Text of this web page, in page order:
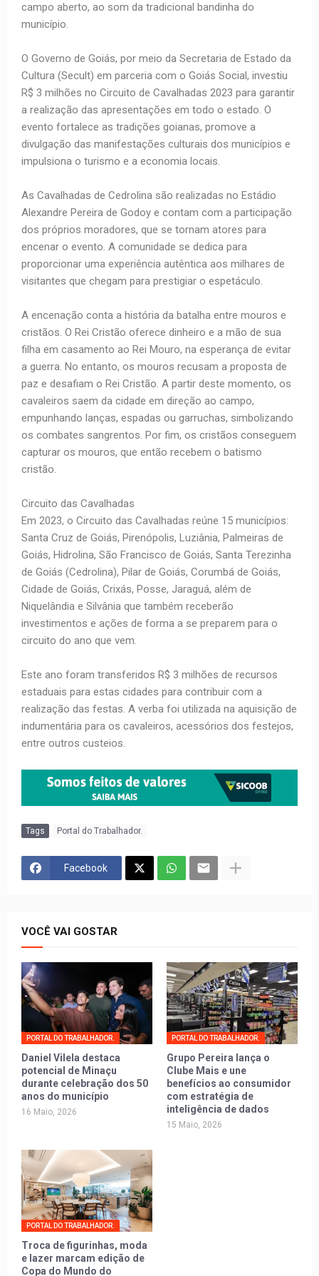
campo aberto, ao som da tradicional bandinha do
município.
O Governo de Goiás, por meio da Secretaria de Estado da
Cultura (Secult) em parceria com o Goiás Social, investiu
R$ 3 milhões no Circuito de Cavalhadas 2023 para garantir
a realização das apresentações em todo o estado. O
evento fortalece as tradições goianas, promove a
divulgação das manifestações culturais dos municípios e
impulsiona o turismo e a economia locais.
As Cavalhadas de Cedrolina são realizadas no Estádio
Alexandre Pereira de Godoy e contam com a participação
dos próprios moradores, que se tornam atores para
encenar o evento. A comunidade se dedica para
proporcionar uma experiência autêntica aos milhares de
visitantes que chegam para prestigiar o espetáculo.
A encenação conta a história da batalha entre mouros e
cristãos. O Rei Cristão oferece dinheiro e a mão de sua
filha em casamento ao Rei Mouro, na esperança de evitar
a guerra. No entanto, os mouros recusam a proposta de
paz e desafiam o Rei Cristão. A partir deste momento, os
cavaleiros saem da cidade em direção ao campo,
empunhando lanças, espadas ou garruchas, simbolizando
os combates sangrentos. Por fim, os cristãos conseguem
capturar os mouros, que então recebem o batismo
cristão.
Circuito das Cavalhadas
Em 2023, o Circuito das Cavalhadas reúne 15 municípios:
Santa Cruz de Goiás, Pirenópolis, Luziânia, Palmeiras de
Goiás, Hidrolina, São Francisco de Goiás, Santa Terezinha
de Goiás (Cedrolina), Pilar de Goiás, Corumbá de Goiás,
Cidade de Goiás, Crixás, Posse, Jaraguá, além de
Niquelândia e Silvânia que também receberão
investimentos e ações de forma a se preparem para o
circuito do ano que vem.
Este ano foram transferidos R$ 3 milhões de recursos
estaduais para estas cidades para contribuir com a
realização das festas. A verba foi utilizada na aquisição de
indumentária para os cavaleiros, acessórios dos festejos,
entre outros custeios.
Tags Portal do Trabalhador.
Facebook
VOCÊ VAI GOSTAR
PORTAL DO TRABALHADOR.
Daniel Vilela destaca
potencial de Minaçu
durante celebração dos 50
anos do município
16 Maio, 2026
PORTAL DO TRABALHADOR.
Grupo Pereira lança o
Clube Mais e une
benefícios ao consumidor
com estratégia de
inteligência de dados
15 Maio, 2026
PORTAL DO TRABALHADOR.
Troca de figurinhas, moda
e lazer marcam edição de
Copa do Mundo do